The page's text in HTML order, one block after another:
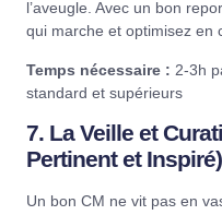
l’aveugle. Avec un bon
qui marche et optimisez en
Temps nécessaire : 2-3h
standard et supérieurs
7. La Veille et
Pertinent et Inspiré)
Un bon CM ne vit pas en